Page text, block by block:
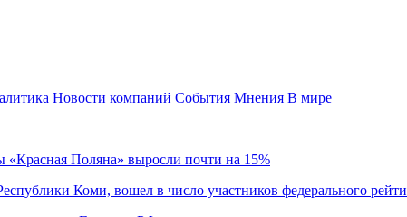
Новости компаний События Мнения В мире
«Красная Поляна» выросли почти на 15%
Коми, вошел в число участников федерального